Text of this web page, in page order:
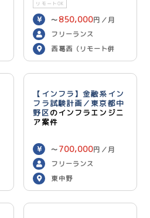
リモートOK
〜 850,000円／月
フリーランス
西葛西（リモート併
用）
【インフラ】金融系イン
フラ試験計画／東京都中
野区のインフラエンジニ
ア案件
〜 700,000円／月
フリーランス
東中野